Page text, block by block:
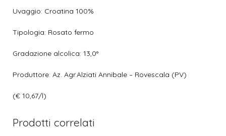
Uvaggio: Croatina 100%
Tipologia: Rosato fermo
Gradazione alcolica: 13,0°
Produttore: Az. Agr.Alziati Annibale – Rovescala (PV)
(€ 10,67/l)
Prodotti correlati